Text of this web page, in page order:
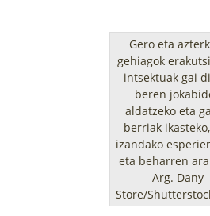
Gero eta
gehiagok
intsektuak gai
beren
aldatzeko eta
berriak
izandako
eta beharren
Arg. Dany
Store/